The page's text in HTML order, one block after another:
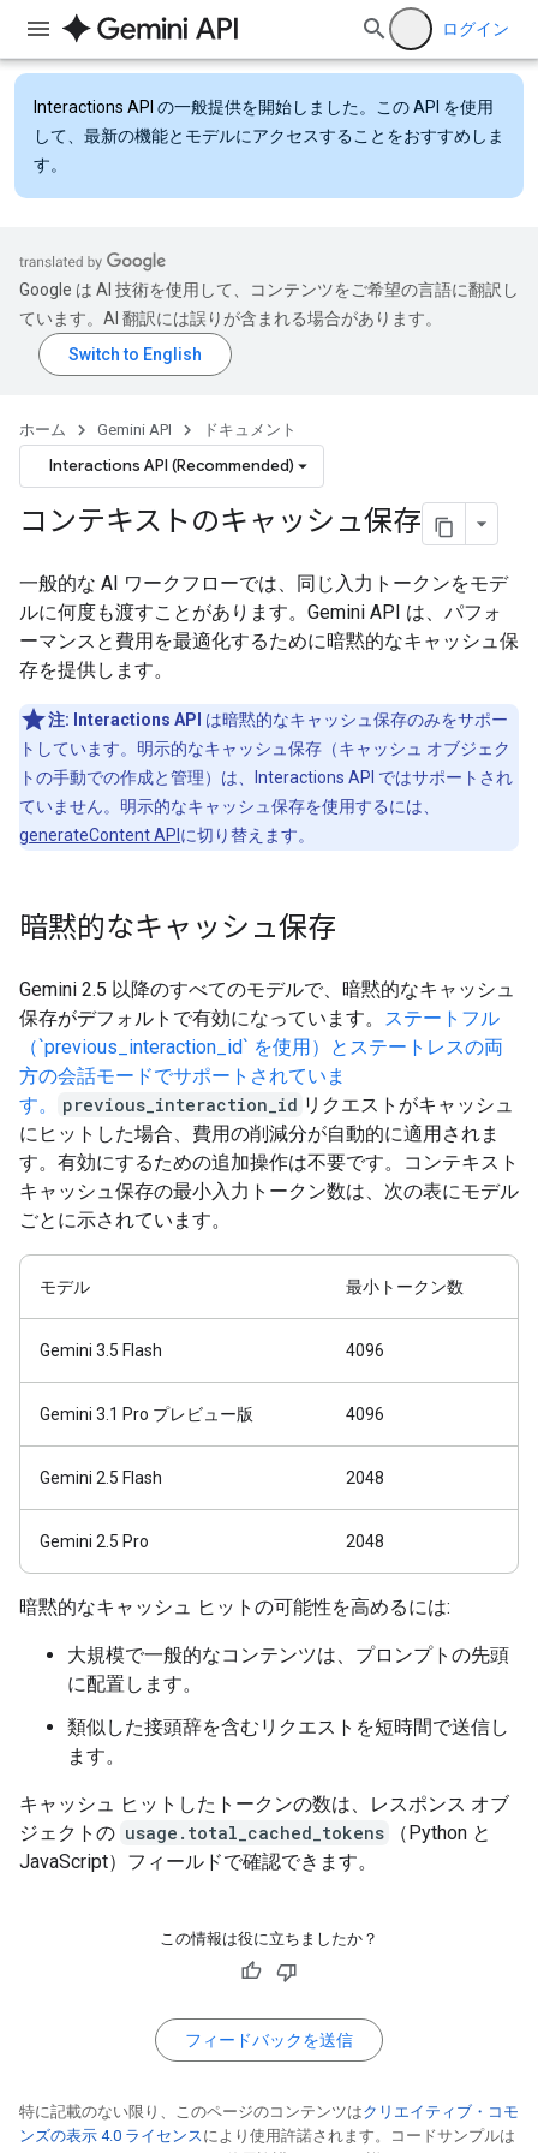
ログイン
Interactions API の一般提供を開始しました。この API を使用
して、最新の機能とモデルにアクセスすることをおすすめしま
す。
Google は AI 技術を使用して、コンテンツをご希望の言語に翻訳し
ています。AI 翻訳には誤りが含まれる場合があります。
ホーム Gemini API ドキュメント
Interactions API (Recommended)
コンテキストのキャッシュ保存
一般的な AI ワークフローでは、同じ入力トークンをモデ
ルに何度も渡すことがあります。Gemini API は、パフォ
ーマンスと費用を最適化するために暗黙的なキャッシュ保
存を提供します。
注: Interactions API は暗黙的なキャッシュ保存のみをサポー
トしています。明示的なキャッシュ保存（キャッシュ オブジェク
トの手動での作成と管理）は、Interactions API ではサポートされ
ていません。明示的なキャッシュ保存を使用するには、
generateContent API に切り替えます。
暗黙的なキャッシュ保存
Gemini 2.5 以降のすべてのモデルで、暗黙的なキャッシュ
保存がデフォルトで有効になっています。 ステートフル
（`previous_interaction_id` を使用）とステートレスの両
方の会話モードでサポートされていま
す。
previous_interaction_id リクエストがキャッシュ
にヒットした場合、費用の削減分が自動的に適用されま
す。有効にするための追加操作は不要です。コンテキスト
キャッシュ保存の最小入力トークン数は、次の表にモデル
ごとに示されています。
モデル 最小トークン数
Gemini 3.5 Flash 4096
Gemini 3.1 Pro プレビュー版 4096
Gemini 2.5 Flash 2048
Gemini 2.5 Pro 2048
暗黙的なキャッシュ ヒットの可能性を高めるには:
大規模で一般的なコンテンツは、プロンプトの先頭
に配置します。
類似した接頭辞を含むリクエストを短時間で送信し
ます。
キャッシュ ヒットしたトークンの数は、レスポンス オブ
ジェクトの usage.total_cached_tokens
（Python と
JavaScript）フィールドで確認できます。
この情報は役に立ちましたか？
フィードバックを送信
特に記載のない限り、このページのコンテンツはクリエイティブ・コモ
ンズの表示 4.0 ライセンスにより使用許諾されます。コードサンプルは